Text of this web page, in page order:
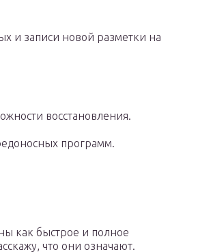
и записи новой разметки на
восстановления.
программ.
как быстрое и полное
что они означают.